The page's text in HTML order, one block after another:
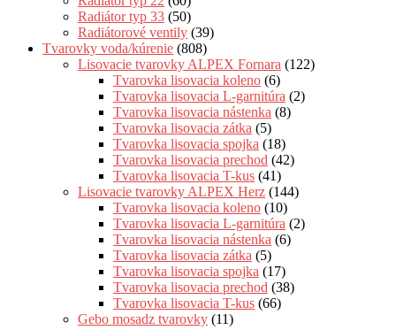
Radiátor typ 33 (50)
Radiátorové ventily (39)
Tvarovky voda/kúrenie (808)
Lisovacie tvarovky ALPEX Fornara (122)
Tvarovka lisovacia koleno (6)
Tvarovka lisovacia L-garnitúra (2)
Tvarovka lisovacia nástenka (8)
Tvarovka lisovacia zátka (5)
Tvarovka lisovacia spojka (18)
Tvarovka lisovacia prechod (42)
Tvarovka lisovacia T-kus (41)
Lisovacie tvarovky ALPEX Herz (144)
Tvarovka lisovacia koleno (10)
Tvarovka lisovacia L-garnitúra (2)
Tvarovka lisovacia nástenka (6)
Tvarovka lisovacia zátka (5)
Tvarovka lisovacia spojka (17)
Tvarovka lisovacia prechod (38)
Tvarovka lisovacia T-kus (66)
Gebo mosadz tvarovky (11)